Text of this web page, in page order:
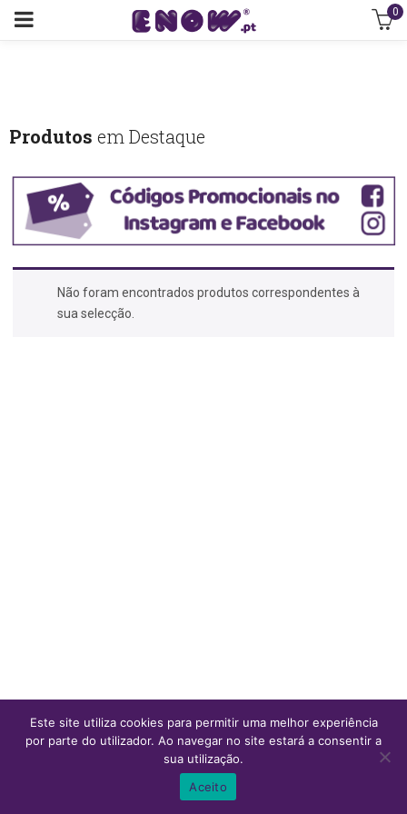
0
Ver Carrinho
Lista de desejos
Produtos em Destaque
Não foram encontrados produtos correspondentes à
sua selecção.
Este site utiliza cookies para permitir uma melhor experiência
por parte do utilizador. Ao navegar no site estará a consentir a
sua utilização.
Aceito